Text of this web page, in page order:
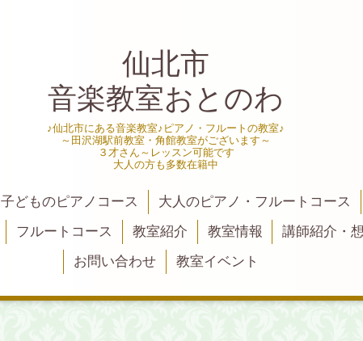
仙北市
音楽教室おとのわ
♪仙北市にある音楽教室♪ピアノ・フルートの教室♪
～田沢湖駅前教室・角館教室がございます～
３才さん～レッスン可能です
大人の方も多数在籍中
子どものピアノコース 大人のピアノ・フルートコース
フルートコース 教室紹介 教室情報 講師紹介・
お問い合わせ
教室イベント